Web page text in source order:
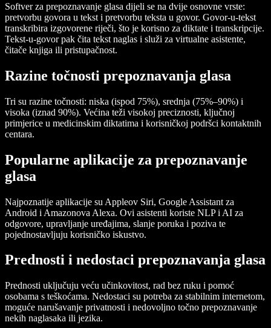
Softver za prepoznavanje glasa dijeli se na dvije osnovne vrste:
pretvorbu govora u tekst i pretvorbu teksta u govor. Govor-u-tekst
transkribira izgovorene riječi, što je korisno za diktate i transkripcije.
Tekst-u-govor pak čita tekst naglas i služi za virtualne asistente,
čitače knjiga ili pristupačnost.
Razine točnosti prepoznavanja glasa
Tri su razine točnosti: niska (ispod 75%), srednja (75%–90%) i
visoka (iznad 90%). Većina teži visokoj preciznosti, ključnoj
primjerice u medicinskim diktatima i korisničkoj podršci kontaktnih
centara.
Popularne aplikacije za prepoznavanje
glasa
Najpoznatije aplikacije su Appleov Siri, Google Assistant za
Android i Amazonova Alexa. Ovi asistenti koriste NLP i AI za
odgovore, upravljanje uređajima, slanje poruka i poziva te
pojednostavljuju korisničko iskustvo.
Prednosti i nedostaci prepoznavanja glasa
Prednosti uključuju veću učinkovitost, rad bez ruku i pomoć
osobama s teškoćama. Nedostaci su potreba za stabilnim internetom,
moguće narušavanje privatnosti i nedovoljno točno prepoznavanje
nekih naglasaka ili jezika.